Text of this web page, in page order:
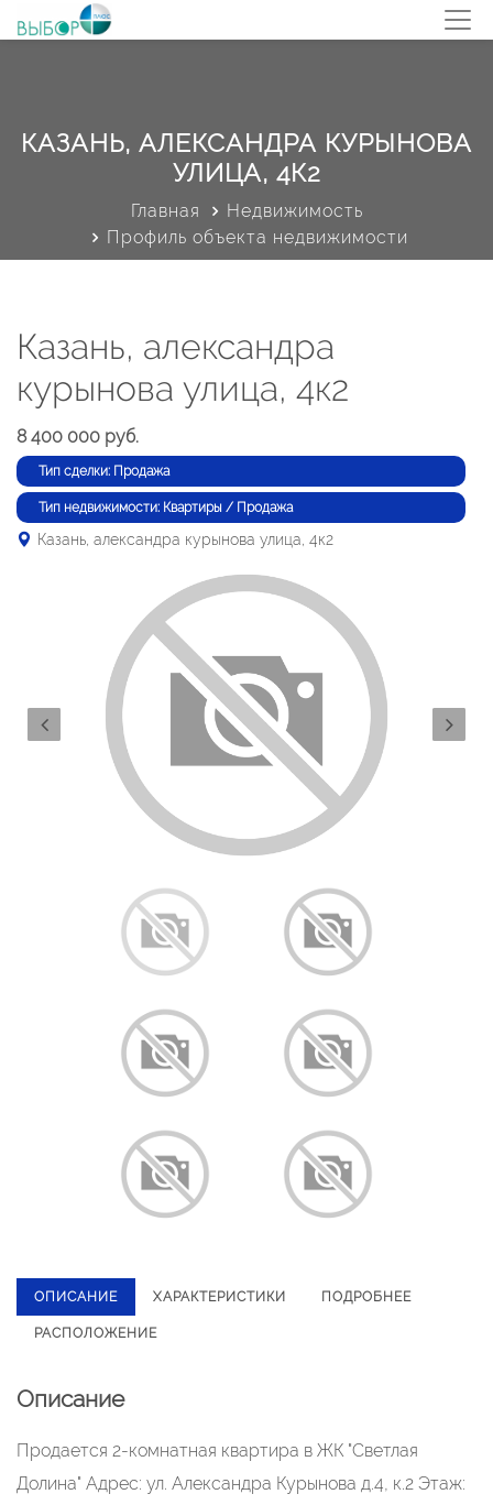
КАЗАНЬ, АЛЕКСАНДРА КУРЫНОВА
УЛИЦА, 4К2
Главная
Недвижимость
Профиль объекта недвижимости
Казань, александра
курынова улица, 4к2
8 400 000 руб.
Тип сделки: Продажа
Тип недвижимости: Квартиры / Продажа
Казань, александра курынова улица, 4к2
ОПИСАНИЕ ХАРАКТЕРИСТИКИ ПОДРОБНЕЕ
РАСПОЛОЖЕНИЕ
Описание
Продается 2-комнатная квартира в ЖК "Светлая
Долина" Адрес: ул. Александра Курынова д.4, к.2 Этаж: